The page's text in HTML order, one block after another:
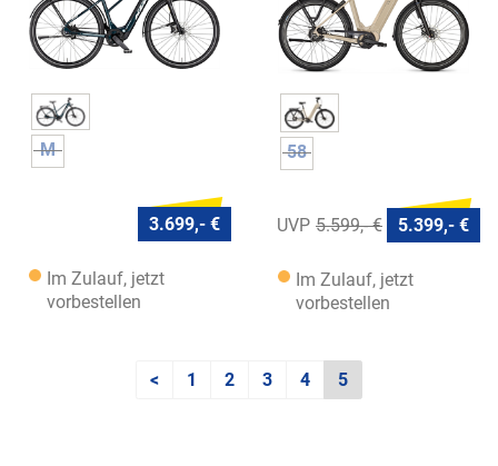
M
3.699,- €
Im Zulauf, jetzt
vorbestellen
58
5.599,- € 5.399,- €
Im Zulauf, jetzt
vorbestellen
< 1 2 3 4 5